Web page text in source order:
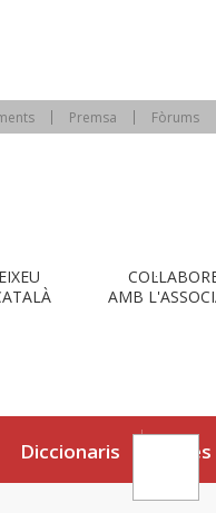
Premsa Fòrums
AMB
Diccionaris Eines